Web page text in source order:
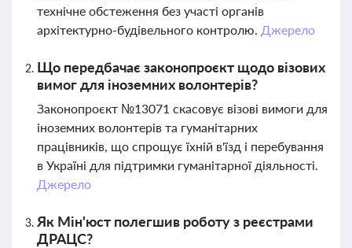
технічне обстеження без участі органів
архітектурно-будівельного контролю. Джерело
Що передбачає законопроєкт щодо візових
вимог для іноземних волонтерів?
Законопроєкт №13071 скасовує візові вимоги для
іноземних волонтерів та гуманітарних
працівників, що спрощує їхній в'їзд і перебування
в Україні для підтримки гуманітарної діяльності.
Джерело
Як Мін'юст полегшив роботу з реєстрами
ДРАЦС?